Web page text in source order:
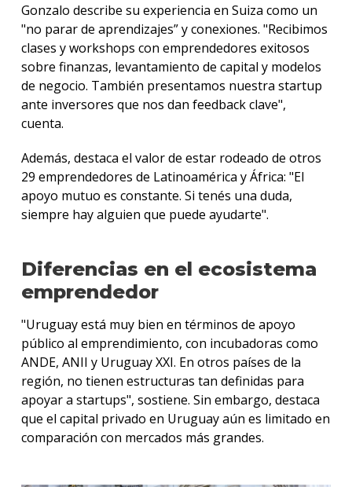
Gonzalo describe su experiencia en Suiza como un
"no parar de aprendizajes” y conexiones. "Recibimos
clases y workshops con emprendedores exitosos
sobre finanzas, levantamiento de capital y modelos
de negocio. También presentamos nuestra startup
ante inversores que nos dan feedback clave",
cuenta.
Además, destaca el valor de estar rodeado de otros
29 emprendedores de Latinoamérica y África: "El
apoyo mutuo es constante. Si tenés una duda,
siempre hay alguien que puede ayudarte".
Diferencias en el ecosistema
emprendedor
"Uruguay está muy bien en términos de apoyo
público al emprendimiento, con incubadoras como
ANDE, ANII y Uruguay XXI. En otros países de la
región, no tienen estructuras tan definidas para
apoyar a startups", sostiene. Sin embargo, destaca
que el capital privado en Uruguay aún es limitado en
comparación con mercados más grandes.